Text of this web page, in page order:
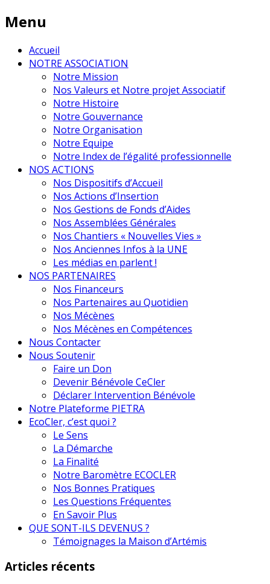
Menu
Accueil
NOTRE ASSOCIATION
Notre Mission
Nos Valeurs et Notre projet Associatif
Notre Histoire
Notre Gouvernance
Notre Organisation
Notre Equipe
Notre Index de l’égalité professionnelle
NOS ACTIONS
Nos Dispositifs d’Accueil
Nos Actions d’Insertion
Nos Gestions de Fonds d’Aides
Nos Assemblées Générales
Nos Chantiers « Nouvelles Vies »
Nos Anciennes Infos à la UNE
Les médias en parlent !
NOS PARTENAIRES
Nos Financeurs
Nos Partenaires au Quotidien
Nos Mécènes
Nos Mécènes en Compétences
Nous Contacter
Nous Soutenir
Faire un Don
Devenir Bénévole CeCler
Déclarer Intervention Bénévole
Notre Plateforme PIETRA
EcoCler, c’est quoi ?
Le Sens
La Démarche
La Finalité
Notre Baromètre ECOCLER
Nos Bonnes Pratiques
Les Questions Fréquentes
En Savoir Plus
QUE SONT-ILS DEVENUS ?
Témoignages la Maison d’Artémis
Articles récents